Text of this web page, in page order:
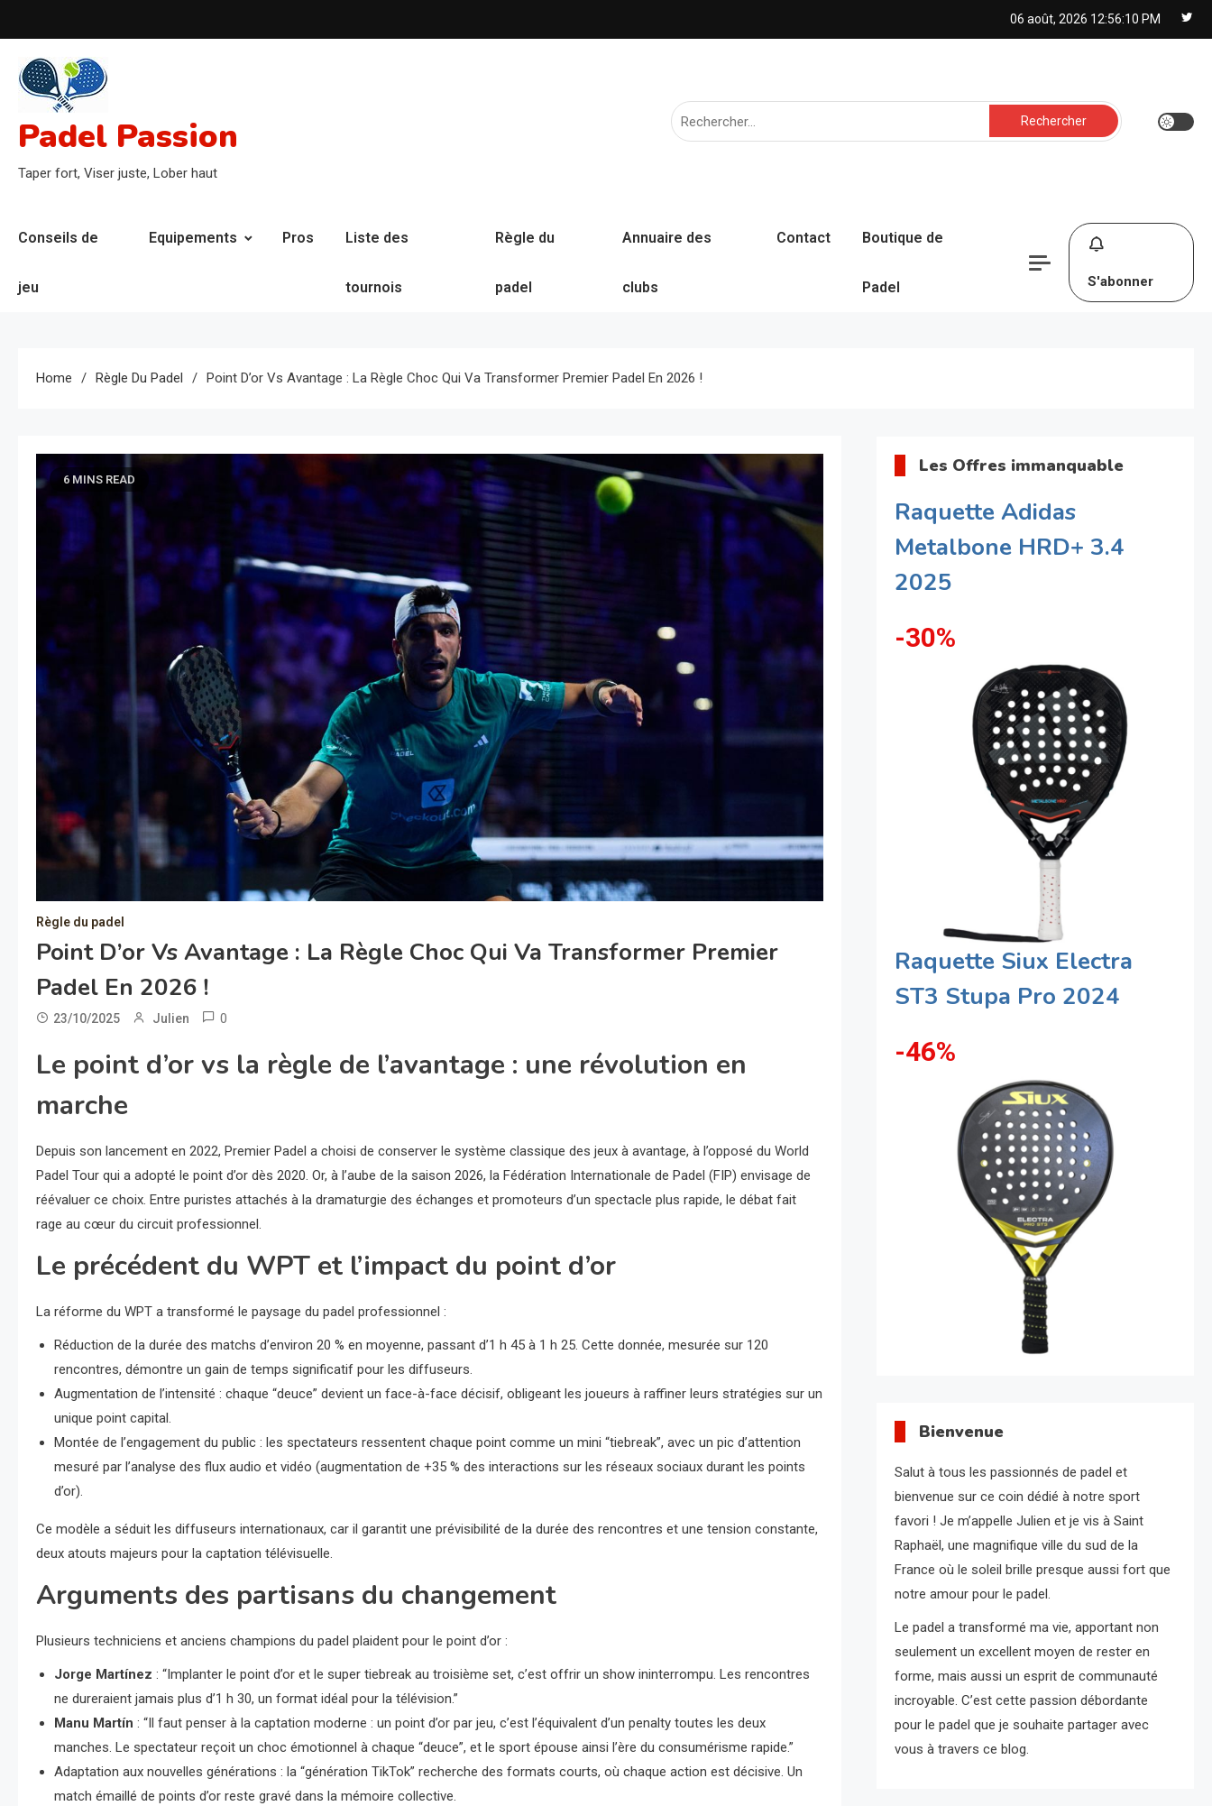
to
content
06 août, 2026 12:56:12 PM
Padel Passion
Taper fort, Viser juste, Lober haut
Rechercher :
Conseils de
jeu
Equipements Pros Liste des
tournois
Règle du
padel
Annuaire des
clubs
Contact Boutique de
Padel S'abonner
Home Règle Du Padel Point D’or Vs Avantage : La Règle Choc Qui Va Transformer Premier Padel En 2026 !
6 MINS READ
Règle du padel
Point D’or Vs Avantage : La Règle Choc Qui Va Transformer Premier
Padel En 2026 !
23/10/2025 Julien 0
Le point d’or vs la règle de l’avantage : une révolution en
marche
Depuis son lancement en 2022, Premier Padel a choisi de conserver le système classique des jeux à avantage, à l’opposé du World
Padel Tour qui a adopté le point d’or dès 2020. Or, à l’aube de la saison 2026, la Fédération Internationale de Padel (FIP) envisage de
réévaluer ce choix. Entre puristes attachés à la dramaturgie des échanges et promoteurs d’un spectacle plus rapide, le débat fait
rage au cœur du circuit professionnel.
Le précédent du WPT et l’impact du point d’or
La réforme du WPT a transformé le paysage du padel professionnel :
Réduction de la durée des matchs d’environ 20 % en moyenne, passant d’1 h 45 à 1 h 25. Cette donnée, mesurée sur 120
rencontres, démontre un gain de temps significatif pour les diffuseurs.
Augmentation de l’intensité : chaque “deuce” devient un face-à-face décisif, obligeant les joueurs à raffiner leurs stratégies sur un
unique point capital.
Montée de l’engagement du public : les spectateurs ressentent chaque point comme un mini “tiebreak”, avec un pic d’attention
mesuré par l’analyse des flux audio et vidéo (augmentation de +35 % des interactions sur les réseaux sociaux durant les points
d’or).
Ce modèle a séduit les diffuseurs internationaux, car il garantit une prévisibilité de la durée des rencontres et une tension constante,
deux atouts majeurs pour la captation télévisuelle.
Arguments des partisans du changement
Plusieurs techniciens et anciens champions du padel plaident pour le point d’or :
Jorge Martínez : “Implanter le point d’or et le super tiebreak au troisième set, c’est offrir un show ininterrompu. Les rencontres
ne dureraient jamais plus d’1 h 30, un format idéal pour la télévision.”
Manu Martín : “Il faut penser à la captation moderne : un point d’or par jeu, c’est l’équivalent d’un penalty toutes les deux
manches. Le spectateur reçoit un choc émotionnel à chaque “deuce”, et le sport épouse ainsi l’ère du consumérisme rapide.”
Adaptation aux nouvelles générations : la “génération TikTok” recherche des formats courts, où chaque action est décisive. Un
match émaillé de points d’or reste gravé dans la mémoire collective.
Les Offres immanquable
Raquette Adidas
Metalbone HRD+ 3.4
2025
-30%
Raquette Siux Electra
ST3 Stupa Pro 2024
-46%
Bienvenue
Salut à tous les passionnés de padel et
bienvenue sur ce coin dédié à notre sport
favori ! Je m’appelle Julien et je vis à Saint
Raphaël, une magnifique ville du sud de la
France où le soleil brille presque aussi fort que
notre amour pour le padel.
Le padel a transformé ma vie, apportant non
seulement un excellent moyen de rester en
forme, mais aussi un esprit de communauté
incroyable. C’est cette passion débordante
pour le padel que je souhaite partager avec
vous à travers ce blog.